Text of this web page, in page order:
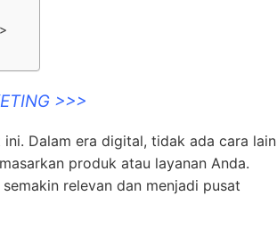
>>>
Dalam era digital, tidak ada cara lain
produk atau layanan Anda.
relevan dan menjadi pusat